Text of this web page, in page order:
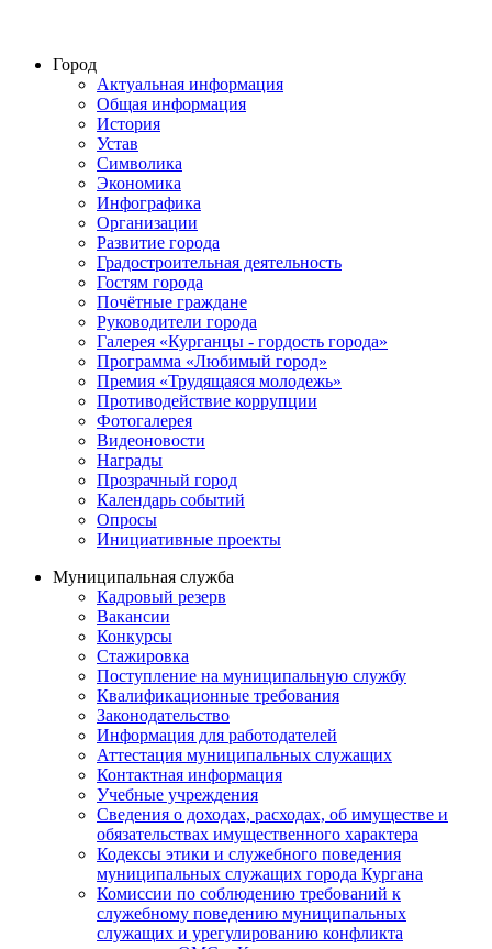
Город
Актуальная информация
Общая информация
История
Устав
Символика
Экономика
Инфографика
Организации
Развитие города
Градостроительная деятельность
Гостям города
Почётные граждане
Руководители города
Галерея «Курганцы - гордость города»
Программа «Любимый город»
Премия «Трудящаяся молодежь»
Противодействие коррупции
Фотогалерея
Видеоновости
Награды
Прозрачный город
Календарь событий
Опросы
Инициативные проекты
Муниципальная служба
Кадровый резерв
Вакансии
Конкурсы
Стажировка
Поступление на муниципальную службу
Квалификационные требования
Законодательство
Информация для работодателей
Аттестация муниципальных служащих
Контактная информация
Учебные учреждения
Сведения о доходах, расходах, об имуществе и
обязательствах имущественного характера
Кодексы этики и служебного поведения
муниципальных служащих города Кургана
Комиссии по соблюдению требований к
служебному поведению муниципальных
служащих и урегулированию конфликта